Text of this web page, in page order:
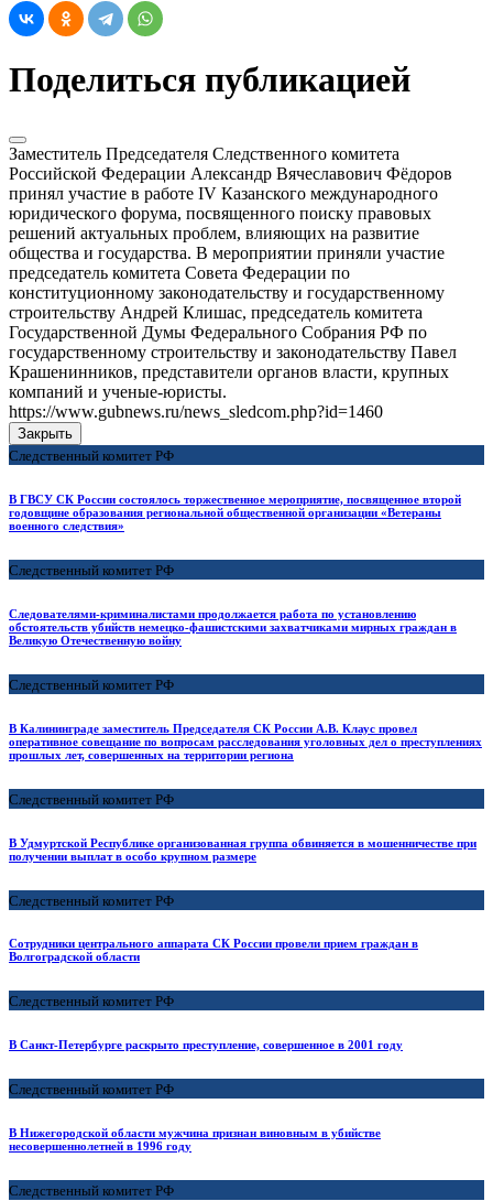
Поделиться публикацией
Заместитель Председателя Следственного комитета
Российской Федерации Александр Вячеславович Фёдоров
принял участие в работе IV Казанского международного
юридического форума, посвященного поиску правовых
решений актуальных проблем, влияющих на развитие
общества и государства. В мероприятии приняли участие
председатель комитета Совета Федерации по
конституционному законодательству и государственному
строительству Андрей Клишас, председатель комитета
Государственной Думы Федерального Собрания РФ по
государственному строительству и законодательству Павел
Крашенинников, представители органов власти, крупных
компаний и ученые-юристы.
https://www.gubnews.ru/news_sledcom.php?id=1460
Закрыть
Следственный комитет РФ
В ГВСУ СК России состоялось торжественное мероприятие, посвященное второй
годовщине образования региональной общественной организации «Ветераны
военного следствия»
Следственный комитет РФ
Следователями-криминалистами продолжается работа по установлению
обстоятельств убийств немецко-фашистскими захватчиками мирных граждан в
Великую Отечественную войну
Следственный комитет РФ
В Калининграде заместитель Председателя СК России А.В. Клаус провел
оперативное совещание по вопросам расследования уголовных дел о преступлениях
прошлых лет, совершенных на территории региона
Следственный комитет РФ
В Удмуртской Республике организованная группа обвиняется в мошенничестве при
получении выплат в особо крупном размере
Следственный комитет РФ
Сотрудники центрального аппарата СК России провели прием граждан в
Волгоградской области
Следственный комитет РФ
В Санкт-Петербурге раскрыто преступление, совершенное в 2001 году
Следственный комитет РФ
В Нижегородской области мужчина признан виновным в убийстве
несовершеннолетней в 1996 году
Следственный комитет РФ